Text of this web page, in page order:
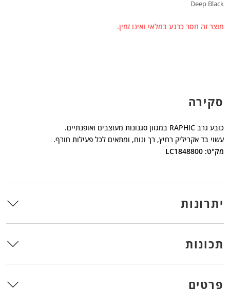
Deep Black
מוצר זה חסר כרגע במלאי ואינו זמין.
סקירה
כובע גרב RAPHIC במגוון סגנונות מעוצבים ואופנתיים.
עשוי בד אקריליק רחיץ, רך ונוח, ומתאים לכל פעילות חורף.
מק"ט: LC1848800
יתרונות
תכונות
פרטים